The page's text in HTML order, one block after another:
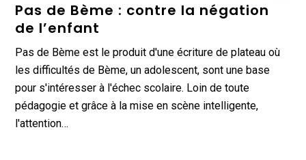
Pas de Bème : contre la négation
de l’enfant
Pas de Bème est le produit d'une écriture de plateau où
les difficultés de Bème, un adolescent, sont une base
pour s'intéresser à l'échec scolaire. Loin de toute
pédagogie et grâce à la mise en scène intelligente,
l'attention…